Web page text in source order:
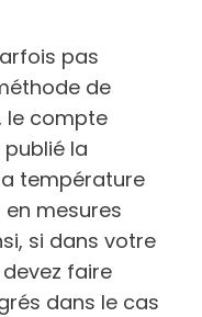
pas
de
le compte
publié la
température
mesures
si dans votre
faire
dans le cas